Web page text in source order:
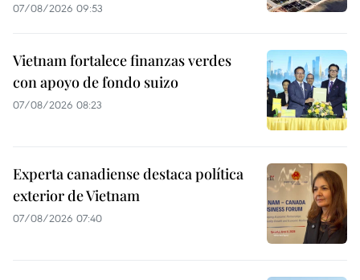
07/08/2026 09:53
Vietnam fortalece finanzas verdes
con apoyo de fondo suizo
07/08/2026 08:23
Experta canadiense destaca política
exterior de Vietnam
07/08/2026 07:40